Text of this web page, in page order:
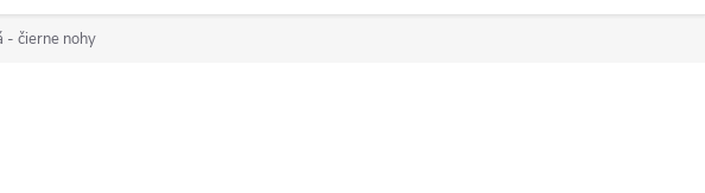
- čierne nohy